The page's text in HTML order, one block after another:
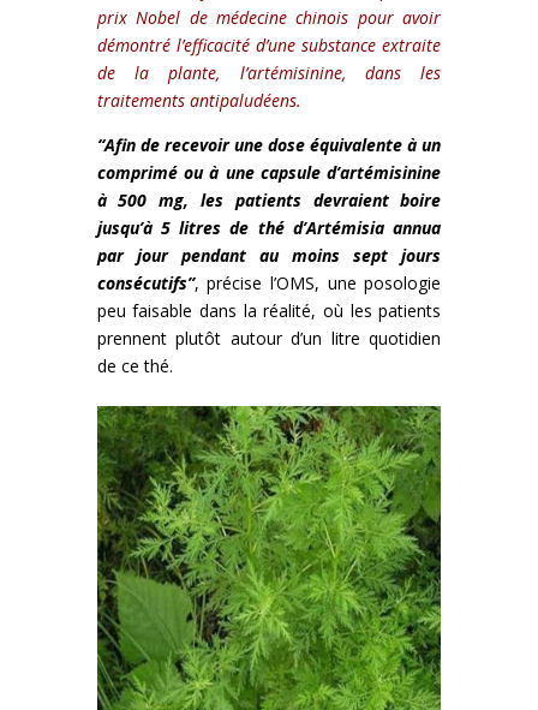
prix Nobel de médecine chinois pour avoir
démontré l’efficacité d’une substance extraite
de la plante, l’artémisinine, dans les
traitements antipaludéens.
“Afin de recevoir une dose équivalente à un
comprimé ou à une capsule d’artémisinine
à 500 mg, les patients devraient boire
jusqu’à 5 litres de thé d’Artémisia annua
par jour pendant au moins sept jours
consécutifs”, précise l’OMS, une posologie
peu faisable dans la réalité, où les patients
prennent plutôt autour d’un litre quotidien
de ce thé.